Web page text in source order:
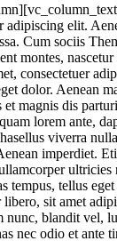
adipiscing elit.
Cum sociis
montes,
consectetuer
dolor. Aenean
et magnis dis
lorem ante,
viverra
imperdiet.
tempus, tellus
libero, sit amet
nunc, blandit vel,
nec odio et ante